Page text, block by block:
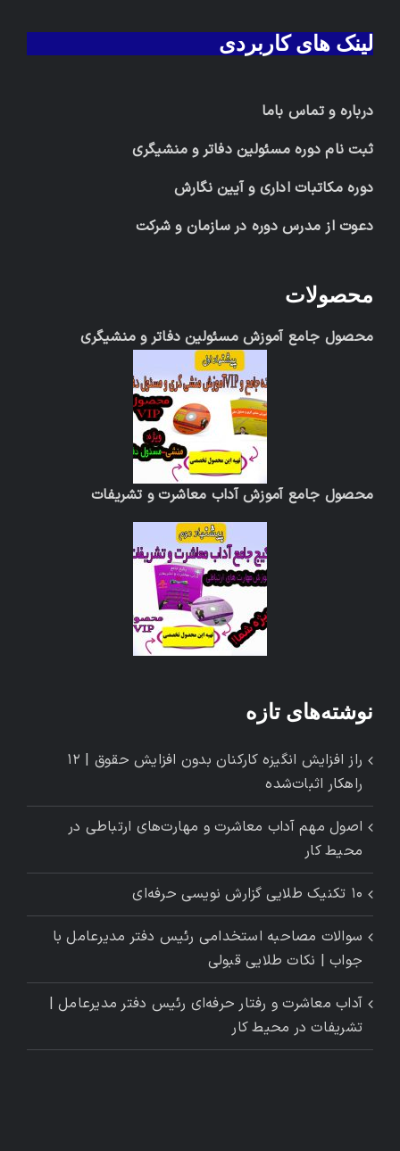
لینک های کاربردی
درباره و تماس باما
ثبت نام دوره مسئولین دفاتر و منشیگری
دوره مکاتبات اداری و آیین نگارش
دعوت از مدرس دوره در سازمان و شرکت
محصولات
محصول جامع آموزش مسئولین دفاتر و منشیگری
محصول جامع آموزش آداب معاشرت و تشریفات
نوشته‌های تازه
راز افزایش انگیزه کارکنان بدون افزایش حقوق | ۱۲
راهکار اثبات‌شده
اصول مهم آداب معاشرت و مهارت‌های ارتباطی در
محیط کار
۱۰ تکنیک طلایی گزارش ‌نویسی حرفه‌ای
سوالات مصاحبه استخدامی رئیس دفتر مدیرعامل با
جواب | نکات طلایی قبولی
آداب معاشرت و رفتار حرفه‌ای رئیس دفتر مدیرعامل |
تشریفات در محیط کار